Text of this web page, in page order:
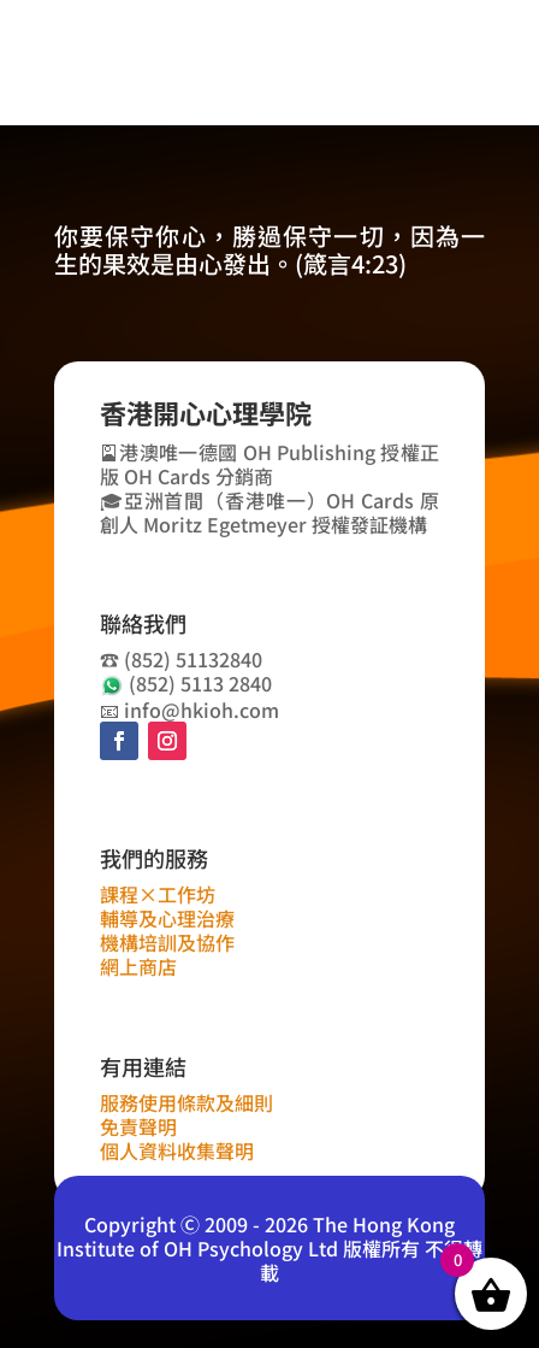
你要保守你心，勝過保守一切，因為一
生的果效是由心發出。(箴言4:23)
香港開心心理學院
🎴港澳唯一德國 OH Publishing 授權正
版 OH Cards 分銷商
🎓亞洲首間（香港唯一）OH Cards 原
創人 Moritz Egetmeyer 授權發証機構
聯絡我們
☎️ (852) 51132840
(852) 5113 2840
📧 info@hkioh.com
我們的服務
課程×工作坊
輔導及心理治療
機構培訓及協作
網上商店
有用連結
服務使用條款及細則
免責聲明
個人資料收集聲明
Copyright Ⓒ 2009 - 2026 The Hong Kong
Institute of OH Psychology Ltd 版權所有 不得轉
載
0